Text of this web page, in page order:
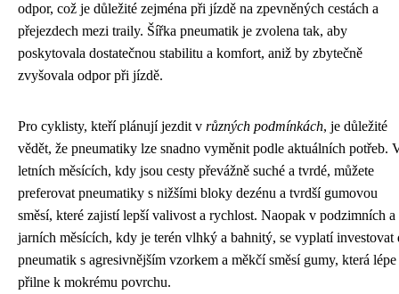
odpor, což je důležité zejména při jízdě na zpevněných cestách a
přejezdech mezi traily. Šířka pneumatik je zvolena tak, aby
poskytovala dostatečnou stabilitu a komfort, aniž by zbytečně
zvyšovala odpor při jízdě.
Pro cyklisty, kteří plánují jezdit v různých podmínkách, je důležité
vědět, že pneumatiky lze snadno vyměnit podle aktuálních potřeb.
letních měsících, kdy jsou cesty převážně suché a tvrdé, můžete
preferovat pneumatiky s nižšími bloky dezénu a tvrdší gumovou
směsí, které zajistí lepší valivost a rychlost. Naopak v podzimních a
jarních měsících, kdy je terén vlhký a bahnitý, se vyplatí investovat
pneumatik s agresivnějším vzorkem a měkčí směsí gumy, která lépe
přilne k mokrému povrchu.